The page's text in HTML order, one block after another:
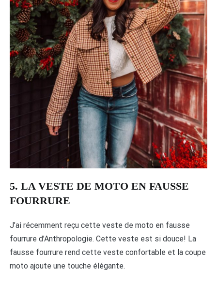
5. LA VESTE DE MOTO EN FAUSSE
FOURRURE
J’ai récemment reçu cette veste de moto en fausse
fourrure d’Anthropologie. Cette veste est si douce! La
fausse fourrure rend cette veste confortable et la coupe
moto ajoute une touche élégante.